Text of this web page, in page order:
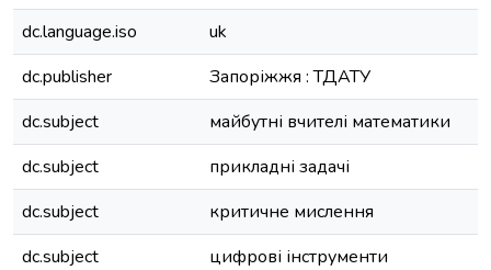
dc.language.iso
uk
dc.publisher
Запоріжжя : ТДАТУ
dc.subject
майбутні вчителі математики
dc.subject
прикладні задачі
dc.subject
критичне мислення
dc.subject
цифрові інструменти